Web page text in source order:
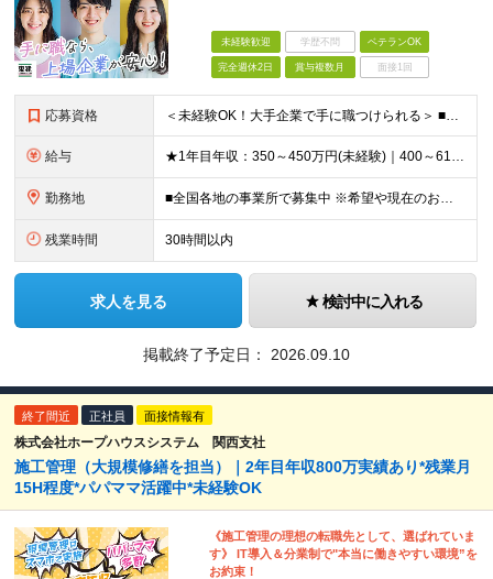
未経験歓迎 学歴不問 ベテランOK
完全週休2日 賞与複数月 面接1回
応募資格 ＜未経験OK！大手企業で手に職つけられる＞ ■高卒以上 ■普通自動車免許をお持ちの方 ◎20代～50代まで幅広い年代層の転職実績あり
給与 ★1年目年収：350～450万円(未経験)｜400～610万円(経験者) ★ゆくゆく年収700万～900万円も可能。昇給率に自信あり！ ★賞与約5ヶ月分支給 【未経験】 月給21万1,400円～24
勤務地 ■全国各地の事業所で募集中 ※希望や現在のお住まいを考慮！面接時に希望の勤務地をお聞かせください ※現場への直行、自宅への直帰可能です ※Uターン・Iターンも歓迎します ■本社所在地 愛知県名古屋市
残業時間 30時間以内
求人を見る 検討中に入れる
掲載終了予定日： 2026.09.10
終了間近 正社員 面接情報有
株式会社ホープハウスシステム 関西支社
施工管理（大規模修繕を担当）｜2年目年収800万実績あり*残業月
15H程度*パパママ活躍中*未経験OK
《施工管理の理想の転職先として、選ばれていま
す》 IT導入＆分業制で"本当に働きやすい環境”を
お約束！